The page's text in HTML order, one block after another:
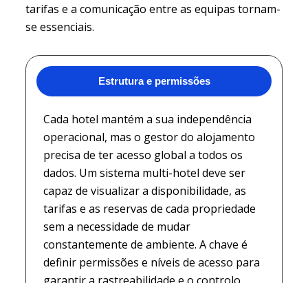
tarifas e a comunicação entre as equipas tornam-
se essenciais.
Estrutura e permissões
Cada hotel mantém a sua independência
operacional, mas o gestor do alojamento
precisa de ter acesso global a todos os
dados. Um sistema multi-hotel deve ser
capaz de visualizar a disponibilidade, as
tarifas e as reservas de cada propriedade
sem a necessidade de mudar
constantemente de ambiente. A chave é
definir permissões e níveis de acesso para